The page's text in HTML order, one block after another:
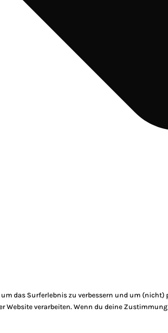
das Surferlebnis zu verbessern und um (nicht)
Website verarbeiten. Wenn du deine